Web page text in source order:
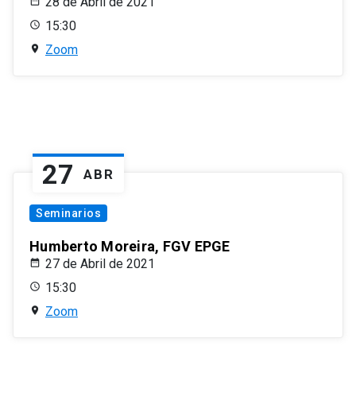
15:30
Zoom
27 ABR
Seminarios
Humberto Moreira, FGV EPGE
27 de Abril de 2021
15:30
Zoom